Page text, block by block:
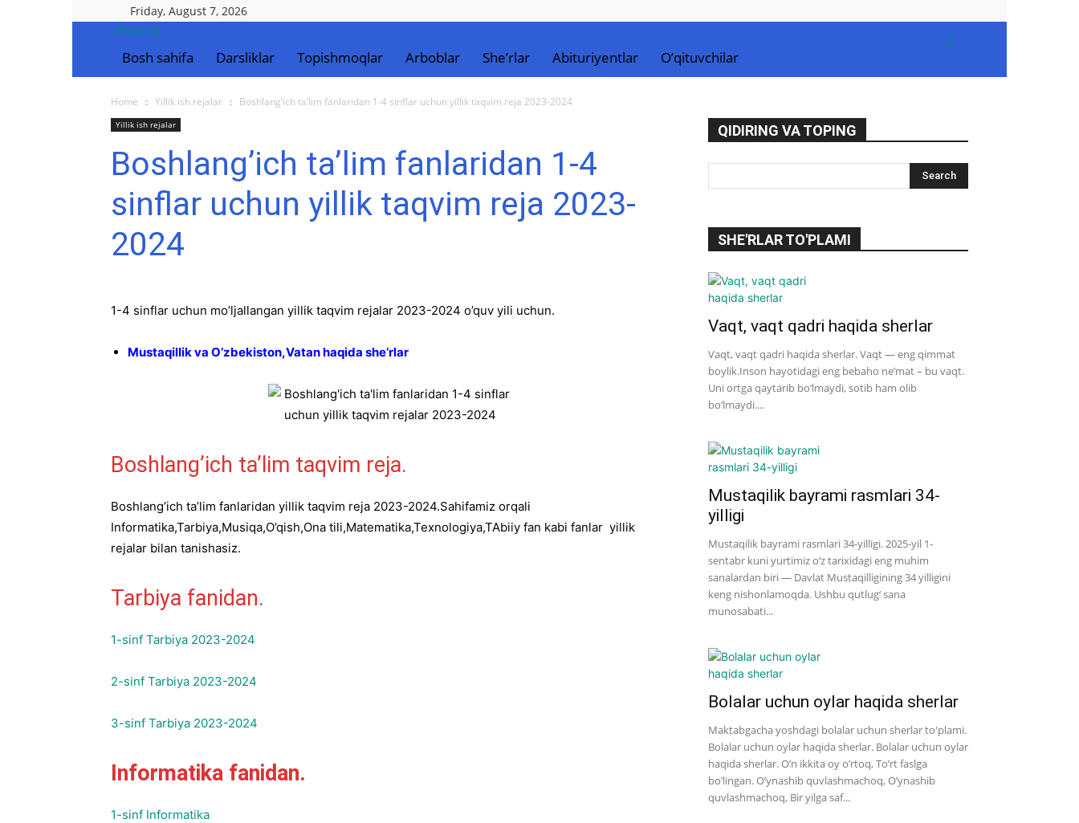
Friday, August 7, 2026
Ilmlar.uz
Bosh sahifa Darsliklar Topishmoqlar Arboblar She’rlar Abituriyentlar O’qituvchilar
Home Yillik ish rejalar Boshlang’ich ta’lim fanlaridan 1-4 sinflar uchun yillik taqvim reja 2023-2024
Yillik ish rejalar
Boshlang’ich ta’lim fanlaridan 1-4
sinflar uchun yillik taqvim reja 2023-
2024
1-4 sinflar uchun mo’ljallangan yillik taqvim rejalar 2023-2024 o’quv yili uchun.
Mustaqillik va O’zbekiston,Vatan haqida she’rlar
Boshlang’ich ta’lim taqvim reja.
Boshlang’ich ta’lim fanlaridan yillik taqvim reja 2023-2024.Sahifamiz orqali
Informatika,Tarbiya,Musiqa,O’qish,Ona tili,Matematika,Texnologiya,TAbiiy fan kabi fanlar yillik
rejalar bilan tanishasiz.
Tarbiya fanidan.
1-sinf Tarbiya 2023-2024
2-sinf Tarbiya 2023-2024
3-sinf Tarbiya 2023-2024
Informatika fanidan.
1-sinf Informatika
QIDIRING VA TOPING
SHE'RLAR TO'PLAMI
Vaqt, vaqt qadri haqida sherlar
Vaqt, vaqt qadri haqida sherlar. Vaqt — eng qimmat
boylik.Inson hayotidagi eng bebaho ne’mat – bu vaqt.
Uni ortga qaytarib bo‘lmaydi, sotib ham olib
bo‘lmaydi....
Mustaqilik bayrami rasmlari 34-
yilligi
Mustaqilik bayrami rasmlari 34-yilligi. 2025-yil 1-
sentabr kuni yurtimiz o‘z tarixidagi eng muhim
sanalardan biri — Davlat Mustaqilligining 34 yilligini
keng nishonlamoqda. Ushbu qutlug‘ sana
munosabati...
Bolalar uchun oylar haqida sherlar
Maktabgacha yoshdagi bolalar uchun sherlar to'plami.
Bolalar uchun oylar haqida sherlar. Bolalar uchun oylar
haqida sherlar. O’n ikkita oy o’rtoq, To’rt faslga
bo’lingan. O’ynashib quvlashmachoq, O’ynashib
quvlashmachoq, Bir yilga saf...